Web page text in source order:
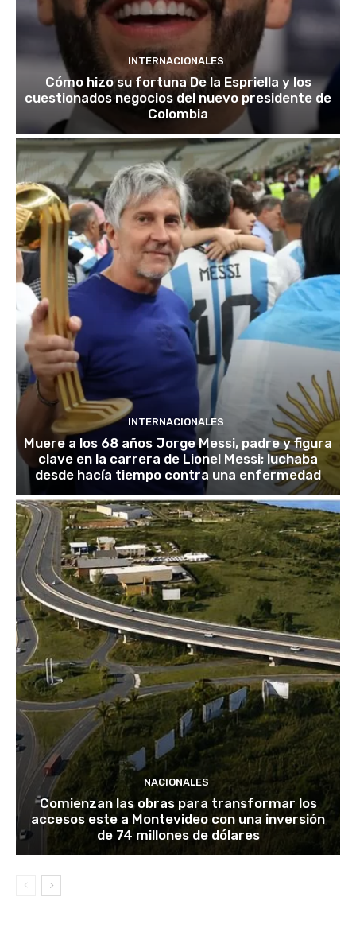
INTERNACIONALES
Cómo hizo su fortuna De la Espriella y los
cuestionados negocios del nuevo presidente de
Colombia
INTERNACIONALES
Muere a los 68 años Jorge Messi, padre y figura
clave en la carrera de Lionel Messi; luchaba
desde hacía tiempo contra una enfermedad
NACIONALES
Comienzan las obras para transformar los
accesos este a Montevideo con una inversión
de 74 millones de dólares